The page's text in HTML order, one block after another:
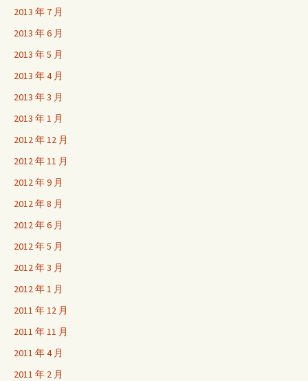
2013 年 7 月
2013 年 6 月
2013 年 5 月
2013 年 4 月
2013 年 3 月
2013 年 1 月
2012 年 12 月
2012 年 11 月
2012 年 9 月
2012 年 8 月
2012 年 6 月
2012 年 5 月
2012 年 3 月
2012 年 1 月
2011 年 12 月
2011 年 11 月
2011 年 4 月
2011 年 2 月